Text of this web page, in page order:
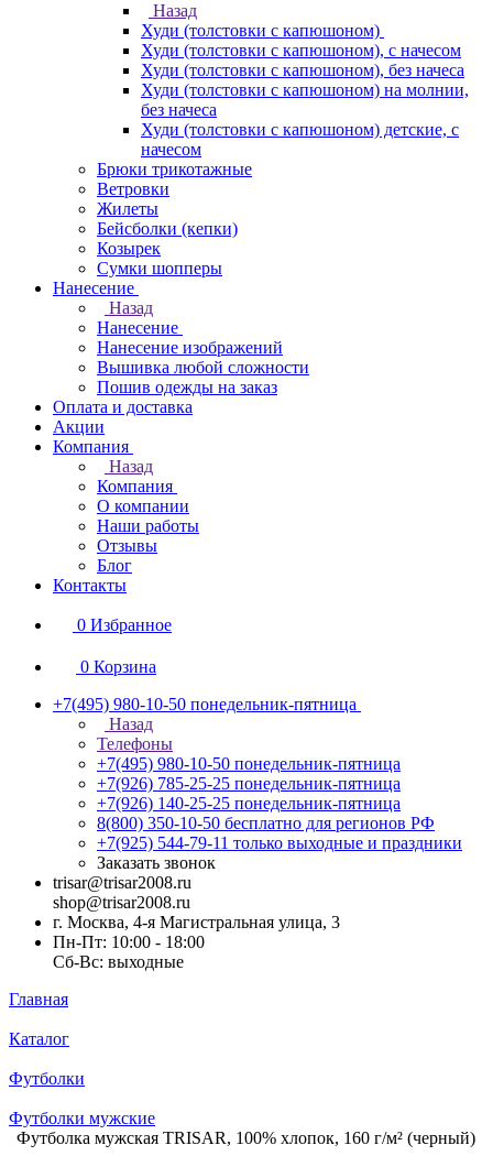
Назад
Худи (толстовки с капюшоном)
Худи (толстовки c капюшоном), с начесом
Худи (толстовки c капюшоном), без начеса
Худи (толстовки с капюшоном) на молнии,
без начеса
Худи (толстовки c капюшоном) детские, с
начесом
Брюки трикотажные
Ветровки
Жилеты
Бейсболки (кепки)
Козырек
Сумки шопперы
Нанесение
Назад
Нанесение
Нанесение изображений
Вышивка любой сложности
Пошив одежды на заказ
Оплата и доставка
Акции
Компания
Назад
Компания
О компании
Наши работы
Отзывы
Блог
Контакты
0 Избранное
0 Корзина
+7(495) 980-10-50 понедельник-пятница
Назад
Телефоны
+7(495) 980-10-50 понедельник-пятница
+7(926) 785-25-25 понедельник-пятница
+7(926) 140-25-25 понедельник-пятница
8(800) 350-10-50 бесплатно для регионов РФ
+7(925) 544-79-11 только выходные и праздники
Заказать звонок
trisar@trisar2008.ru
shop@trisar2008.ru
г. Москва, 4-я Магистральная улица, 3
Пн-Пт: 10:00 - 18:00
Сб-Вс: выходные
Главная
Каталог
Футболки
Футболки мужские
Футболка мужская TRISAR, 100% хлопок, 160 г/м² (черный)